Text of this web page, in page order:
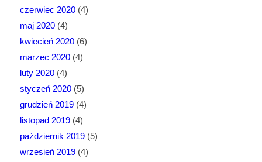
czerwiec 2020(4)
maj 2020(4)
kwiecień 2020(6)
marzec 2020(4)
luty 2020(4)
styczeń 2020(5)
grudzień 2019(4)
listopad 2019(4)
październik 2019(5)
wrzesień 2019(4)